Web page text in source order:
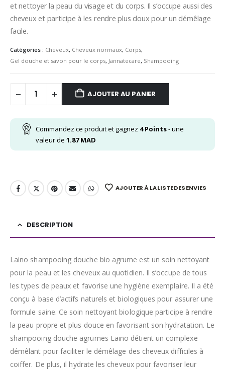
et nettoyer la peau du visage et du corps. Il s’occupe aussi des
cheveux et participe à les rendre plus doux pour un démêlage
facile.
Catégories : Cheveux, Cheveux normaux, Corps,
Gel douche et savon pour le corps, Jannatecare, Shampooing
AJOUTER AU PANIER
Commandez ce produit et gagnez 4Points- une
valeur de 1.87MAD
AJOUTER À LA LISTE DES ENVIES
DESCRIPTION
Laino shampooing douche bio agrume est un soin nettoyant
pour la peau et les cheveux au quotidien. Il s’occupe de tous
les types de peaux et favorise une hygiène exemplaire. Il a été
conçu à base d’actifs naturels et biologiques pour assurer une
formule saine. Ce soin nettoyant biologique participe à rendre
la peau propre et plus douce en favorisant son hydratation. Le
shampooing douche agrumes Laino détient un complexe
démêlant pour faciliter le démêlage des cheveux difficiles à
coiffer. De plus, il hydrate les cheveux pour favoriser leur